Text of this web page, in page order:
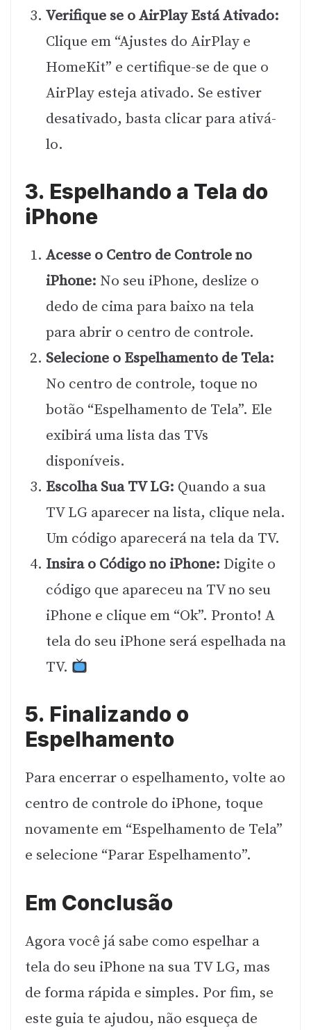
Verifique se o AirPlay Está Ativado:
Clique em “Ajustes do AirPlay e
HomeKit” e certifique-se de que o
AirPlay esteja ativado. Se estiver
desativado, basta clicar para ativá-
lo.
3. Espelhando a Tela do
iPhone
Acesse o Centro de Controle no
iPhone: No seu iPhone, deslize o
dedo de cima para baixo na tela
para abrir o centro de controle.
Selecione o Espelhamento de Tela:
No centro de controle, toque no
botão “Espelhamento de Tela”. Ele
exibirá uma lista das TVs
disponíveis.
Escolha Sua TV LG: Quando a sua
TV LG aparecer na lista, clique nela.
Um código aparecerá na tela da TV.
Insira o Código no iPhone: Digite o
código que apareceu na TV no seu
iPhone e clique em “Ok”. Pronto! A
tela do seu iPhone será espelhada na
TV.
5. Finalizando o
Espelhamento
Para encerrar o espelhamento, volte ao
centro de controle do iPhone, toque
novamente em “Espelhamento de Tela”
e selecione “Parar Espelhamento”.
Em Conclusão
Agora você já sabe como espelhar a
tela do seu iPhone na sua TV LG, mas
de forma rápida e simples. Por fim, se
este guia te ajudou, não esqueça de